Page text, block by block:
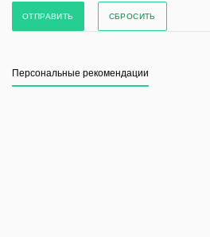
СБРОСИТЬ
Персональные рекомендации